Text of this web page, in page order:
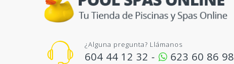
¿Alguna pregunta? Llámanos
604 44 12 32 - 623 60 86 98